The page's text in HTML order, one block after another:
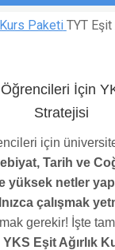
TYT Eşit
Öğrencileri İçin
Stratejisi
için
Tarih ve
yüksek netler
çalışmak
gerekir! İşte
Eşit Ağırlık